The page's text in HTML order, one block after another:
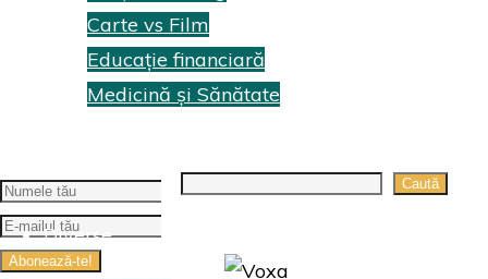
Carte vs Film
Educație financiară
Medicină și Sănătate
Diverse
Search Caută